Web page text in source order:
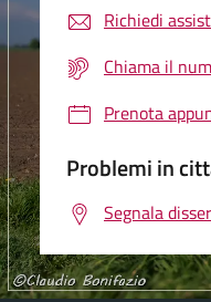
Richiedi
Chiama il
Prenota
Problemi in
Segnala